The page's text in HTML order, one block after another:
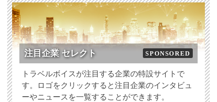
注目企業 セレクト SPONSORED
トラベルボイスが注目する企業の特設サイトで
す。ロゴをクリックすると注目企業のインタビュ
ーやニュースを一覧することができます。